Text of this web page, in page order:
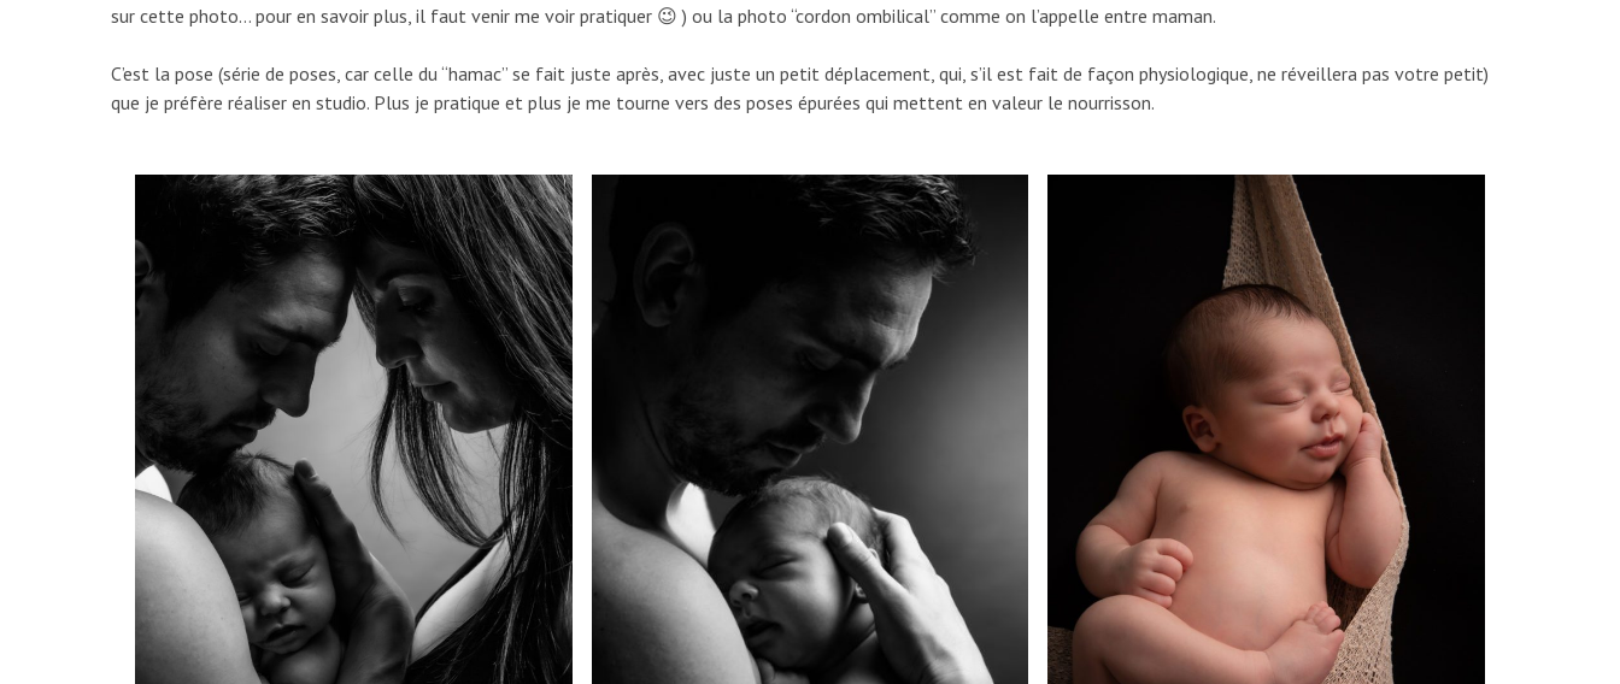
sur cette photo… pour en savoir plus, il faut venir me voir pratiquer 😉 ) ou la photo “cordon ombilical” comme on l’appelle entre maman.
C’est la pose (série de poses, car celle du “hamac” se fait juste après, avec juste un petit déplacement, qui, s’il est fait de façon physiologique, ne réveillera pas votre petit)
que je préfère réaliser en studio. Plus je pratique et plus je me tourne vers des poses épurées qui mettent en valeur le nourrisson.